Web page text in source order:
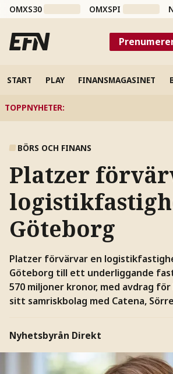
OMXS30 OMXSPI
START PLAY FINANSMAGASINET
TOPPNYHETER:
BÖRS OCH FINANS
Platzer
Göteborg
Platzer förvärvar en
Göteborg till ett underliggande
570 miljoner kronor, med avdrag
sitt samriskbolag med Catena,
Nyhetsbyrån Direkt